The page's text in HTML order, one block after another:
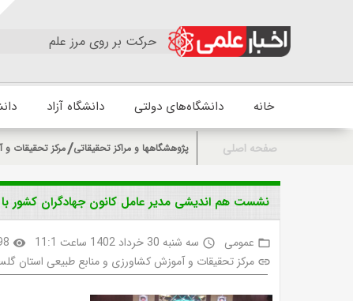
حرکت بر روی مرز علم
خانه دانشگاه‌های دولتی دانشگاه آزاد
صفحه اصلی پژوهشگاهها و مراکز تحقیقاتی مرکز تحقیقات و
نشست هم اندیشی مدیر عامل کانون جهادگران کشور
folder_open عمومی access_time سه شنبه 30 خرداد 1402 ساعت 11:1 visibility
link مرکز تحقیقات و آموزش کشاورزی و منابع طبیعی استان